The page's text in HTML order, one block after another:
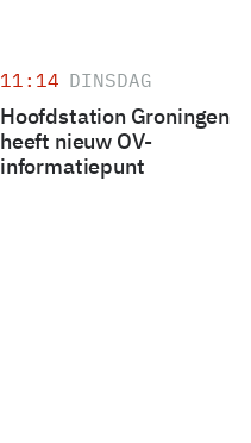
11:14 DINSDAG
Hoofdstation Groningen
heeft nieuw OV-
informatiepunt